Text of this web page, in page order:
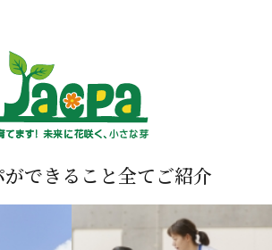
ができること全てご紹介